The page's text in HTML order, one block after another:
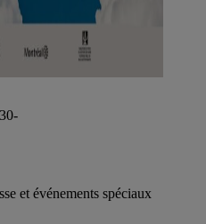
et événements spéciaux